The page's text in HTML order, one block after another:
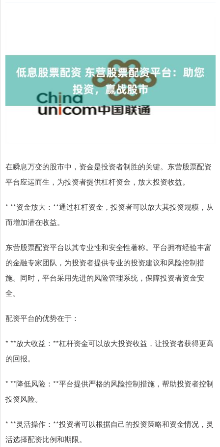
在瞬息万变的股市中，资金是投资者制胜的关键。东营股票配资
平台应运而生，为投资者提供杠杆资金，放大投资收益。
* **资金放大：**通过杠杆资金，投资者可以放大其投资规模，从
而增加潜在收益。
东营股票配资平台以其专业性和安全性著称。平台拥有经验丰富
的金融专家团队，为投资者提供专业的投资建议和风险控制措
施。同时，平台采用先进的风险管理系统，保障投资者资金安
全。
配资平台的优势在于：
* **放大收益：**杠杆资金可以放大投资收益，让投资者获得更高
的回报。
* **降低风险：**平台提供严格的风险控制措施，帮助投资者控制
投资风险。
* **灵活操作：**投资者可以根据自己的投资策略和资金情况，灵
活选择配资比例和期限。